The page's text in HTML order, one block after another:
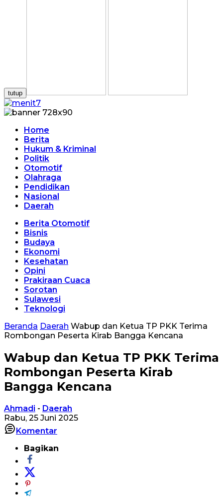
tutup
Home
Berita
Hukum & Kriminal
Politik
Otomotif
Olahraga
Pendidikan
Nasional
Daerah
Berita Otomotif
Bisnis
Budaya
Ekonomi
Kesehatan
Opini
Prakiraan Cuaca
Sorotan
Sulawesi
Teknologi
Beranda Daerah Wabup dan Ketua TP PKK Terima
Rombongan Peserta Kirab Bangga Kencana
Wabup dan Ketua TP PKK Terima
Rombongan Peserta Kirab
Bangga Kencana
Ahmadi - Daerah
Rabu, 25 Juni 2025
Komentar
Bagikan